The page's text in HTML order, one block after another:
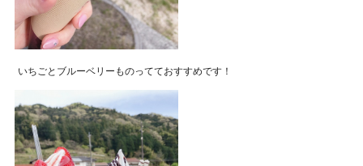
いちごとブルーベリーものってておすすめです！